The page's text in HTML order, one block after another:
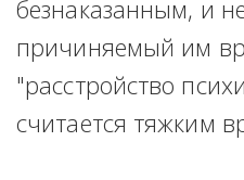
безнаказанным, и
причиняемый им
"расстройство
считается тяжким